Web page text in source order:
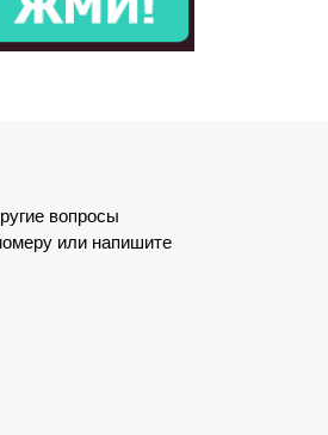
вопросы
или напишите